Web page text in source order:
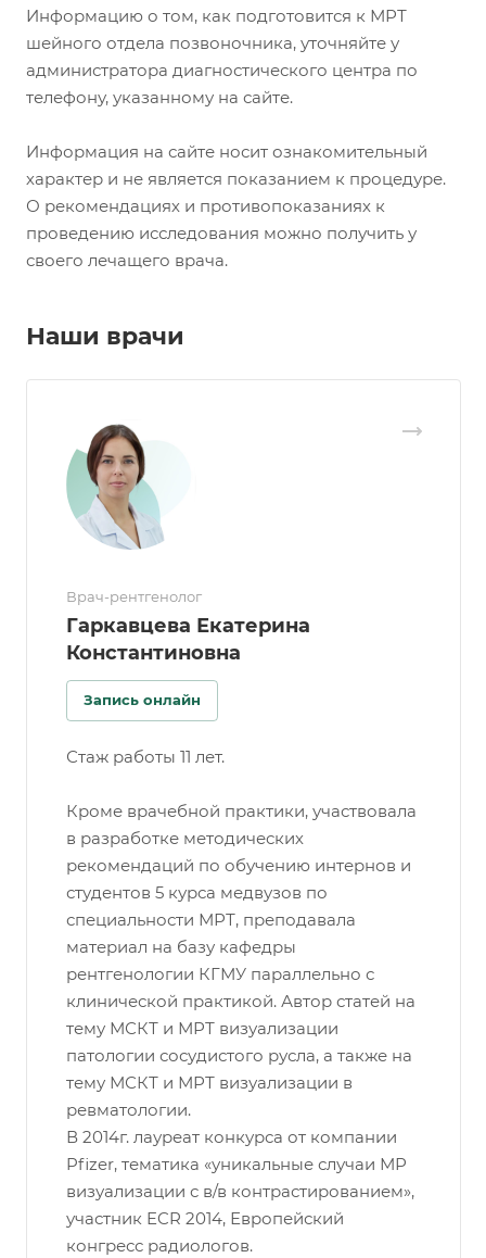
Информацию о том, как подготовится к МРТ
шейного отдела позвоночника, уточняйте у
администратора диагностического центра по
телефону, указанному на сайте.
Информация на сайте носит ознакомительный
характер и не является показанием к процедуре.
О рекомендациях и противопоказаниях к
проведению исследования можно получить у
своего лечащего врача.
Наши врачи
Врач-рентгенолог
Гаркавцева Екатерина
Константиновна
Запись онлайн
Стаж работы 11 лет.
Кроме врачебной практики, участвовала
в разработке методических
рекомендаций по обучению интернов и
студентов 5 курса медвузов по
специальности МРТ, преподавала
материал на базу кафедры
рентгенологии КГМУ параллельно с
клинической практикой. Автор статей на
тему МСКТ и МРТ визуализации
патологии сосудистого русла, а также на
тему МСКТ и МРТ визуализации в
ревматологии.
В 2014г. лауреат конкурса от компании
Pfizer, тематика «уникальные случаи МР
визуализации с в/в контрастированием»,
участник ECR 2014, Европейский
конгресс радиологов.